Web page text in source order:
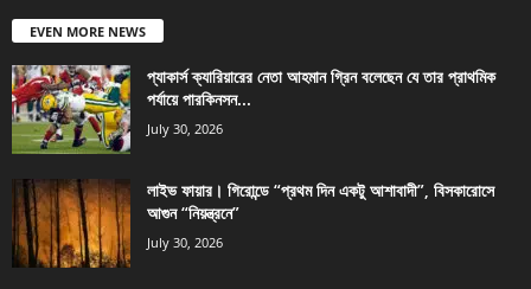
EVEN MORE NEWS
প্যাকার্স ক্যারিয়ারের নেতা আহমান গ্রিন বলেছেন যে তার প্রাথমিক
পর্যায়ে পারকিনসন...
July 30, 2026
লাইভ ফায়ার। গিরোন্ডে “প্রথম দিন একটু আশাবাদী”, বিসকারোসে
আগুন “নিয়ন্ত্রনে”
July 30, 2026